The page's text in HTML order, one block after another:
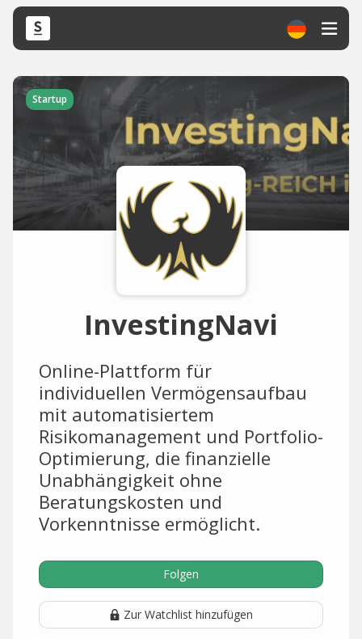
Startup
InvestingNavi
Online-Plattform für
individuellen Vermögensaufbau
mit automatisiertem
Risikomanagement und Portfolio-
Optimierung, die finanzielle
Unabhängigkeit ohne
Beratungskosten und
Vorkenntnisse ermöglicht.
Folgen
Zur Watchlist hinzufügen